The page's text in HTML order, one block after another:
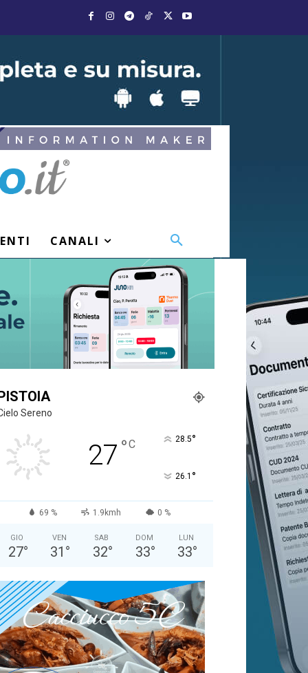
CANALI
Sereno
27 °C 28.5°
26.1 °
69 % 1.9kmh 0 %
GIO
27°
VEN
31 °
SAB
32°
DOM
33°
LUN
33°